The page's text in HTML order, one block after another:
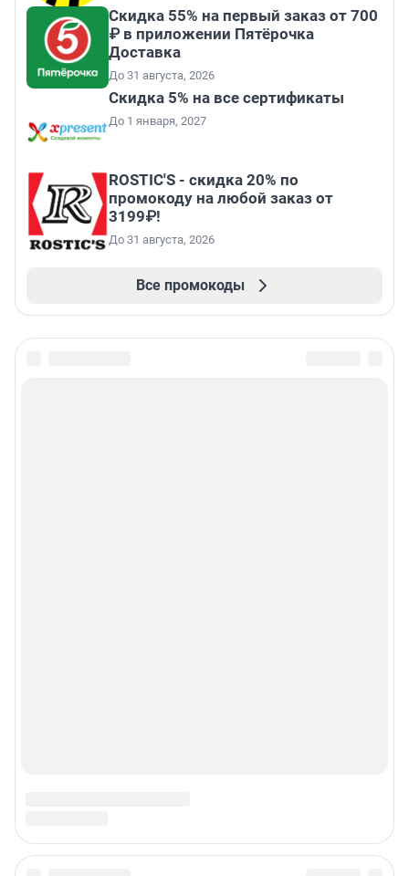
Скидка 55% на первый заказ от 700
₽ в приложении Пятёрочка
Доставка
До 31 августа, 2026
Скидка 5% на все сертификаты
До 1 января, 2027
ROSTIC'S - скидка 20% по
промокоду на любой заказ от
3199₽!
До 31 августа, 2026
Все промокоды